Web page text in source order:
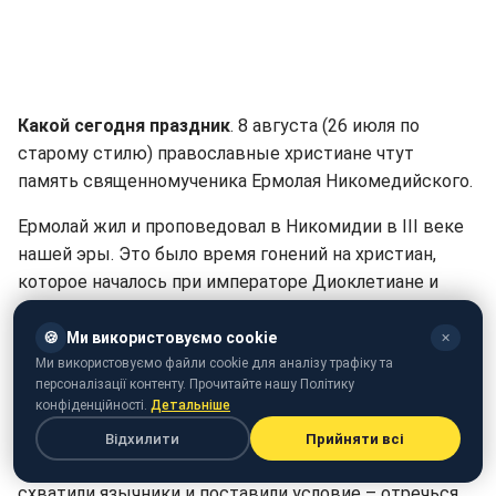
Какой сегодня праздник. 8 августа (26 июля по
старому стилю) православные христиане чтут
память священномученика Ермолая Никомедийского.
Ермолай жил и проповедовал в Никомидии в III веке
нашей эры. Это было время гонений на христиан,
которое началось при императоре Диоклетиане и
продолжалось его наследниками до 313 года.
Согласно историческим данным, в 303 году
легионеры Диоклетиана сожгли Никомейскую
церковь и подвергли множество людей жестоким
пыткам.
Позднее святого вместе с его последователями
🍪 Ми використовуємо cookie ✕
Ми використовуємо файли cookie для аналізу трафіку та
персоналізації контенту. Прочитайте нашу Політику
конфіденційності. Детальніше
Відхилити Прийняти всі